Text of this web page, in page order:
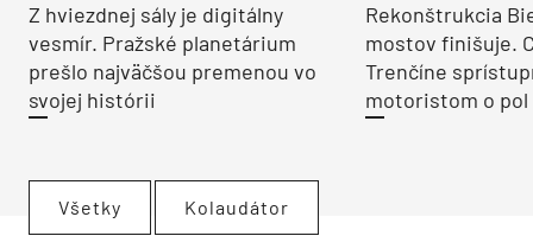
Z hviezdnej sály je digitálny
vesmír. Pražské planetárium
prešlo najväčšou premenou vo
svojej histórii
Rekonštrukcia
mostov finišuje.
Trenčíne
motoristom o pol
Všetky Kolaudátor